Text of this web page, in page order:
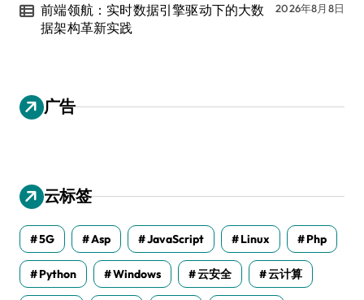
前端领航：实时数据引擎驱动下的大数
据架构革新实践
2026年8月8日
广告
云标签
5G Asp JavaScript Linux Php
Python Windows 云安全 云计算